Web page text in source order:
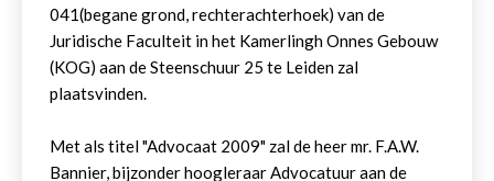
041(begane grond, rechterachterhoek) van de
Juridische Faculteit in het Kamerlingh Onnes Gebouw
(KOG) aan de Steenschuur 25 te Leiden zal
plaatsvinden.
Met als titel "Advocaat 2009" zal de heer mr. F.A.W.
Bannier, bijzonder hoogleraar Advocatuur aan de